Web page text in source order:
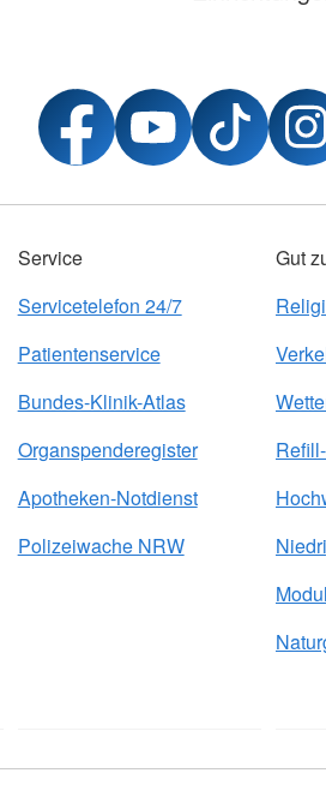
Service
Servicetelefon 24/7
Patientenservice
Bundes-Klinik-Atlas
Organspenderegister
Apotheken-Notdienst
Polizeiwache NRW
Gut